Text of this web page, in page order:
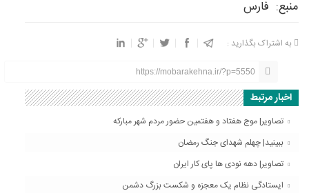
منبع: فارس
به اشتراک بگذارید :
https://mobarakehna.ir/?p=5550
اخبار مرتبط
تصاویر| موج هفتاد و هفتمین حضور مردم شهر مبارکه
ببینید| چهلم شهدای جنگ رمضان
تصاویر| دهه نودی ها پای کار ایران
ایستادگی نظام یک معجزه و شکست بزرگ دشمن